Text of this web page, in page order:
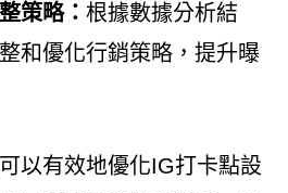
策略： 根據數據分析結
和優化行銷策略，提升曝
以有效地優化IG打卡點設